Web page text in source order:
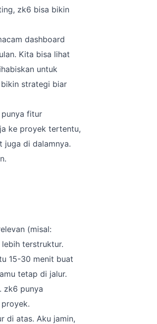
zk6 bisa bikin
dashboard
Kita bisa lihat
untuk
strategi biar
fitur
ke proyek tertentu,
juga di dalamnya.
(misal:
terstruktur.
15-30 menit buat
tetap di jalur.
zk6 punya
di atas. Aku jamin,